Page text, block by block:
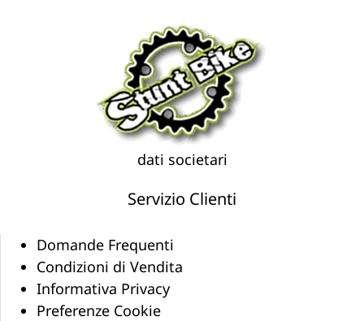
dati societari
Servizio Clienti
Domande Frequenti
Condizioni di Vendita
Informativa Privacy
Preferenze Cookie